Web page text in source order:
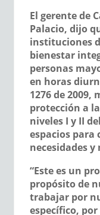
El gerente de
Palacio, dijo
instituciones
bienestar
personas
en horas
1276 de 2009,
protección a
niveles I y II
espacios
necesidades
“Este es un
propósito de
trabajar por
específico,